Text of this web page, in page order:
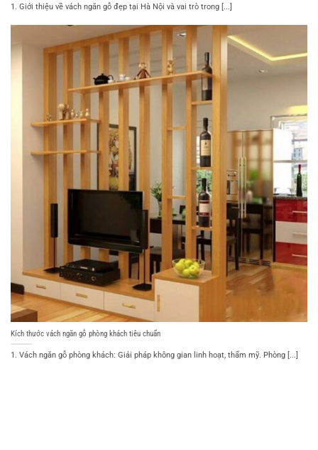
1. Giới thiệu về vách ngăn gỗ đẹp tại Hà Nội và vai trò trong [...]
Kích thước vách ngăn gỗ phòng khách tiêu chuẩn
1. Vách ngăn gỗ phòng khách: Giải pháp không gian linh hoạt, thẩm mỹ. Phòng [...]